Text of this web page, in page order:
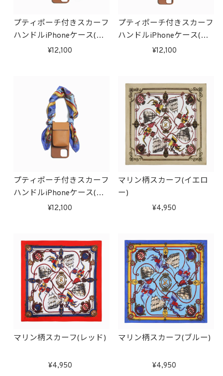
プティポーチ付きスカーフ
ハンドルiPhoneケース(イ
12,100
プティポーチ付きスカーフ
ハンドルiPhoneケース(レ
12,100
プティポーチ付きスカーフ
ハンドルiPhoneケース(ブ
12,100
マリン柄スカーフ(イエロ
ー)
4,950
マリン柄スカーフ(レッド)
4,950
マリン柄スカーフ(ブルー)
4,950